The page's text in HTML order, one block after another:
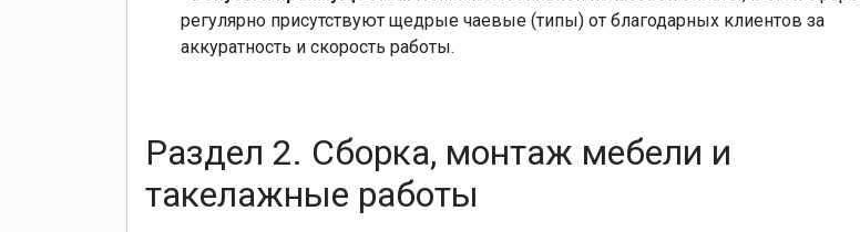
регулярно присутствуют щедрые чаевые (типы) от благодарных клиентов за
аккуратность и скорость работы.
Раздел 2. Сборка, монтаж мебели и
такелажные работы